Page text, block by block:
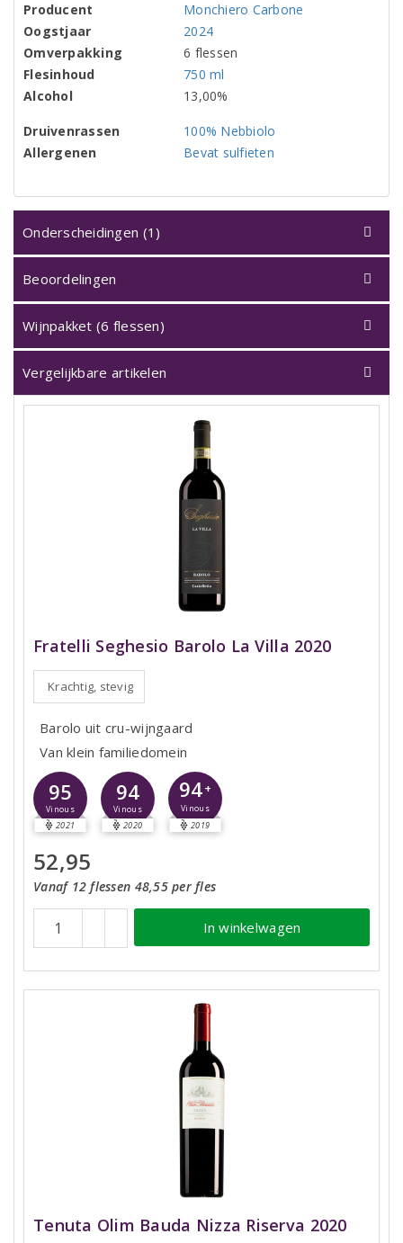
Producent
Monchiero Carbone
Oogstjaar
2024
Omverpakking
6 flessen
Flesinhoud
750 ml
Alcohol
13,00%
Druivenrassen
100% Nebbiolo
Allergenen
Bevat sulfieten
Onderscheidingen (1)
Beoordelingen
Wijnpakket (6 flessen)
Vergelijkbare artikelen
Fratelli Seghesio Barolo La Villa 2020
Krachtig, stevig
Barolo uit cru-wijngaard
Van klein familiedomein
95
Vinous
2021
94
Vinous
2020
94+
Vinous
2019
52,95
Vanaf 12 flessen 48,55 per fles
In winkelwagen
Tenuta Olim Bauda Nizza Riserva 2020